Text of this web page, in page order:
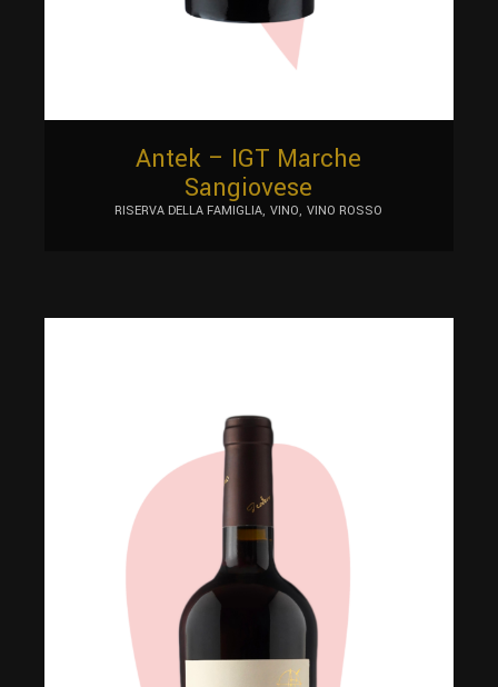
Antek – IGT Marche
Sangiovese
RISERVA DELLA FAMIGLIA VINO VINO ROSSO